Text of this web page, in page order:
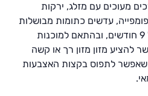
מעוכים עם מזלג, ירקות
עדשים כתומות מבושלות
היטב וכדומה. החל מגיל 9 חודשים, ובהתאם למוכנות
להציע מזון מזון רך או קשה
לתפוס בקצות האצבעות